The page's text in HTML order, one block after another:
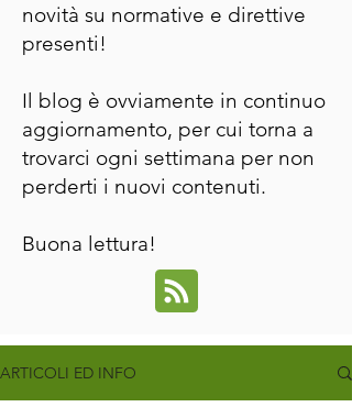
novità su normative e direttive
presenti!
Il blog è ovviamente in continuo
aggiornamento, per cui torna a
trovarci ogni settimana per non
perderti i nuovi contenuti.
Buona lettura!
ARTICOLI ED INFO